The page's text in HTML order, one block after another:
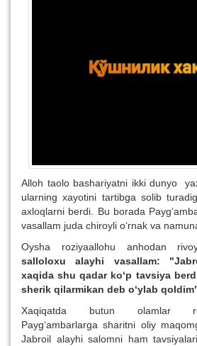
Alloh taolo bashariyatni ikki dunyo
ularning xayotini tartibga solib
axloqlarni berdi. Bu borada
vasallam juda chiroyli o‘rnak va
Oysha roziyaallohu anhodan
salloloxu alayhi vasallam:
xaqida shu qadar ko‘p tavsiya
sherik qilarmikan deb o‘ylab
Xaqiqatda butun olamlar
Payg‘ambarlarga sharitni oliy
Jabroil alayhi salomni ham